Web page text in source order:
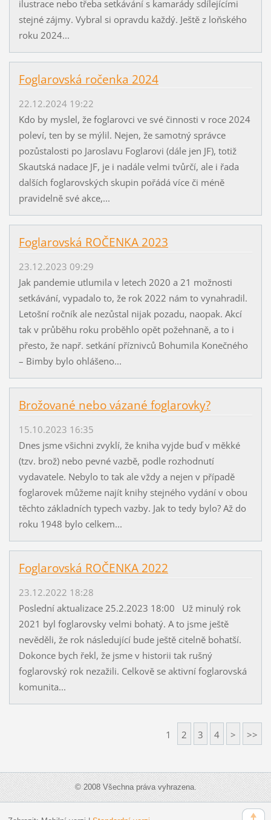
ilustrace nebo třeba setkávání s kamarády sdílejícími
stejné zájmy. Vybral si opravdu každý. Ještě z loňského
roku 2024...
Foglarovská ročenka 2024
22.12.2024 19:22
Kdo by myslel, že foglarovci ve své činnosti v roce 2024
poleví, ten by se mýlil. Nejen, že samotný správce
pozůstalosti po Jaroslavu Foglarovi (dále jen JF), totiž
Skautská nadace JF, je i nadále velmi tvůrčí, ale i řada
dalších foglarovských skupin pořádá více či méně
pravidelně své akce,...
Foglarovská ROČENKA 2023
23.12.2023 09:29
Jak pandemie utlumila v letech 2020 a 21 možnosti
setkávání, vypadalo to, že rok 2022 nám to vynahradil.
Letošní ročník ale nezůstal nijak pozadu, naopak. Akcí
tak v průběhu roku proběhlo opět požehnaně, a to i
přesto, že např. setkání příznivců Bohumila Konečného
– Bimby bylo ohlášeno...
Brožované nebo vázané foglarovky?
15.10.2023 16:35
Dnes jsme všichni zvyklí, že kniha vyjde buď v měkké
(tzv. brož) nebo pevné vazbě, podle rozhodnutí
vydavatele. Nebylo to tak ale vždy a nejen v případě
foglarovek můžeme najít knihy stejného vydání v obou
těchto základních typech vazby. Jak to tedy bylo? Až do
roku 1948 bylo celkem...
Foglarovská ROČENKA 2022
23.12.2022 18:28
Poslední aktualizace 25.2.2023 18:00 Už minulý rok
2021 byl foglarovsky velmi bohatý. A to jsme ještě
nevěděli, že rok následující bude ještě citelně bohatší.
Dokonce bych řekl, že jsme v historii tak rušný
foglarovský rok nezažili. Celkově se aktivní foglarovská
komunita...
1 2 3 4 > >>
© 2008 Všechna práva vyhrazena.